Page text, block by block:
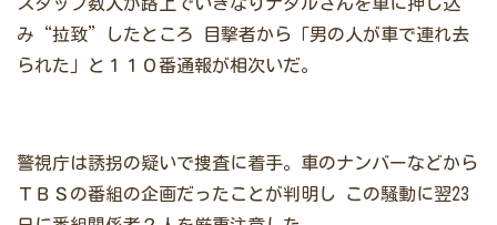
み“拉致”したところ
目撃者から「男の人が車で連れ去
られた」と１１０番通報が相次いだ。
警視庁は誘拐の疑いで捜査に着手。車のナンバーなどから
ＴＢＳの番組の企画だったことが判明し この騒動に翌23